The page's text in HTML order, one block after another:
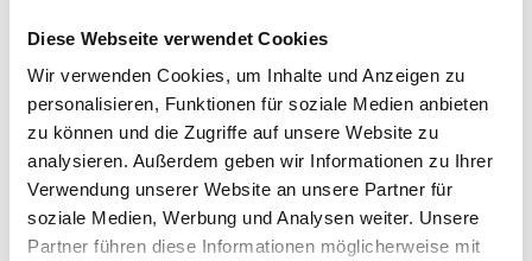
Diese Webseite verwendet Cookies
Wir verwenden Cookies, um Inhalte und Anzeigen zu
personalisieren, Funktionen für soziale Medien anbieten
zu können und die Zugriffe auf unsere Website zu
analysieren. Außerdem geben wir Informationen zu Ihrer
Verwendung unserer Website an unsere Partner für
soziale Medien, Werbung und Analysen weiter. Unsere
Partner führen diese Informationen möglicherweise mit
Beschreibung
Spezialschwamm aus Viskose. Größe: 50 x 30 x 8
cm, zur Trockenlegung einzelner Wasserstellen.
Der Schwamm wird auf die Wasse…Mehr
Bewertungen